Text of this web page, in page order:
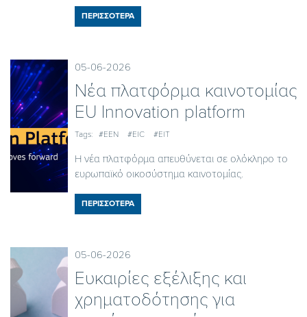
ΠΕΡΙΣΣΟΤΕΡΑ
05-06-2026
Nέα πλατφόρμα καινοτομίας
EU Innovation platform
Tags: #EEN #EIC #EIT
Η νέα πλατφόρμα απευθύνεται σε ολόκληρο το
ευρωπαϊκό οικοσύστημα καινοτομίας.
ΠΕΡΙΣΣΟΤΕΡΑ
05-06-2026
Ευκαιρίες εξέλιξης και
χρηματοδότησης για